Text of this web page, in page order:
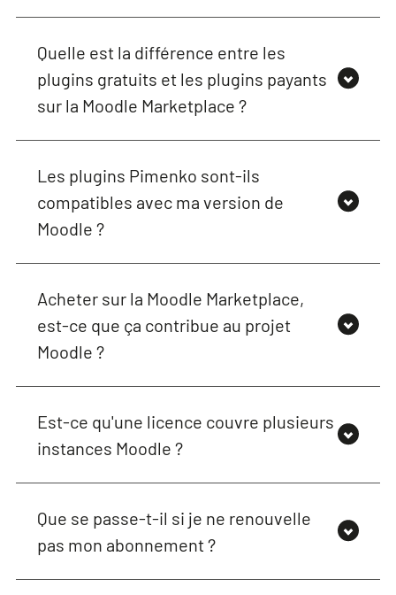
Quelle est la différence entre les
plugins gratuits et les plugins payants
sur la Moodle Marketplace ?
Les plugins Pimenko sont-ils
compatibles avec ma version de
Moodle ?
Acheter sur la Moodle Marketplace,
est-ce que ça contribue au projet
Moodle ?
Est-ce qu'une licence couvre plusieurs
instances Moodle ?
Que se passe-t-il si je ne renouvelle
pas mon abonnement ?